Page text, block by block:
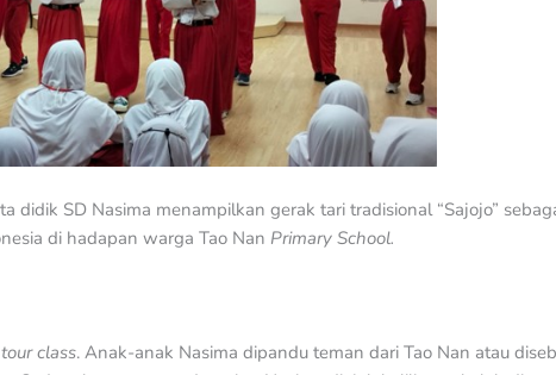
didik SD Nasima menampilkan gerak tari tradisional “Sajojo”
di hadapan warga Tao Nan Primary School.
tour class. Anak-anak Nasima dipandu teman dari Tao Nan atau